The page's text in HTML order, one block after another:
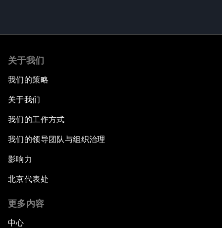
关于我们
我们的策略
关于我们
我们的工作方式
我们的领导团队与组织治理
影响力
北京代表处
更多内容
中心